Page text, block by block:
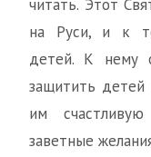
читать. Этот
на Руси, и к
детей. К нему
защитить детей
им
заветные